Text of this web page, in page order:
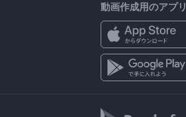
動画作成用のアプリ